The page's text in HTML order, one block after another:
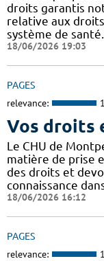
droits garantis
relative aux
système de
18/06/2026 19:03
PAGES
relevance:
Vos droits
Le CHU de
matière de prise
des droits et
connaissance
18/06/2026 16:12
PAGES
relevance: